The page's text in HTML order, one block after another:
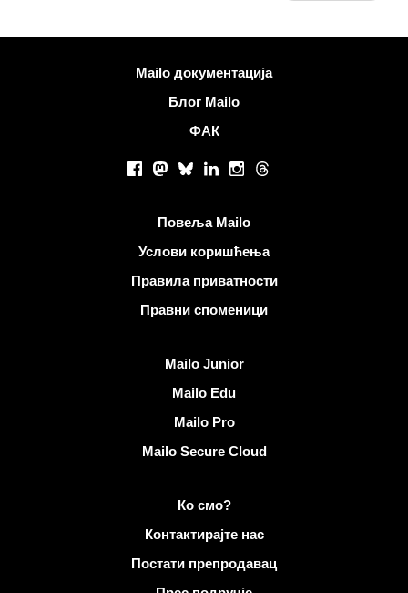
Више информацијаMailo документација
Блог Mailo
ФАК
Facebook
Mastodon
BlueskyLinkedInInstagram
Threads
Повеља Mailo
Услови коришћења
Правила приватности
Правни споменици
Mailo Junior
Mailo Edu
Mailo Pro
Mailo Secure Cloud
Више информација на MailoКо смо?
Контактирајте нас
Постати препродавац